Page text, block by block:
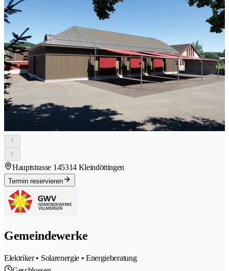
Hauptstrasse 145314 Kleindöttingen
Termin reservieren
Gemeindewerke
Elektriker • Solarenergie • Energieberatung